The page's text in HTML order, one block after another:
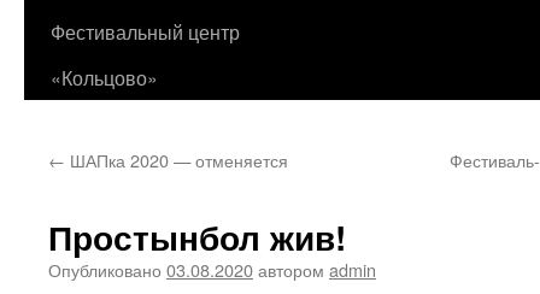
Фестивальный центр
«Кольцово»
← ШАПка 2020 — отменяется
Простынбол жив!
Опубликовано 03.08.2020автором admin